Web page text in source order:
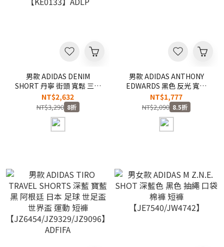
男款 ADIDAS DENIM
SHORT 丹寧 街頭 寬鬆 三葉
草 短褲 牛仔褲 七分褲
【KE0133】ADLP
NT$2,632
NT$3,290 8折
男款 ADIDAS ANTHONY
EDWARDS 黑色 反光 寬鬆
休閒 運動 短褲【KH1706】
NT$1,777
NT$2,090 8.5折